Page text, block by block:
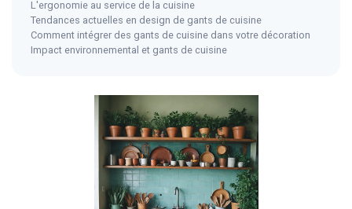
L'ergonomie au service de la cuisine
Tendances actuelles en design de gants de cuisine
Comment intégrer des gants de cuisine dans votre décoration
Impact environnemental et gants de cuisine